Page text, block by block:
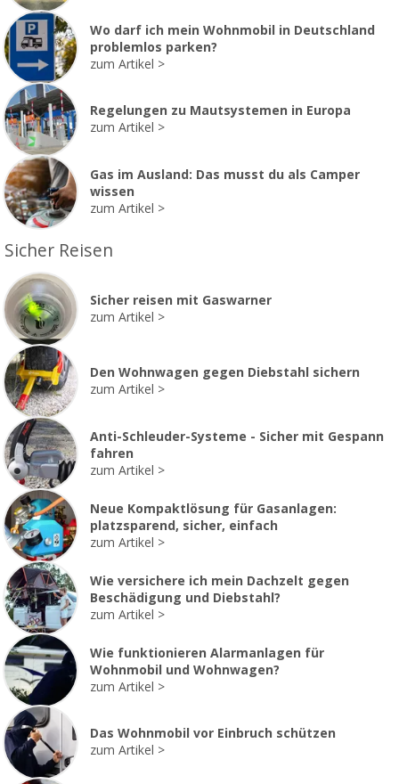
Wo darf ich mein Wohnmobil in Deutschland
problemlos parken?
zum Artikel
Regelungen zu Mautsystemen in Europa
zum Artikel
Gas im Ausland: Das musst du als Camper
wissen
zum Artikel
Sicher Reisen
Sicher reisen mit Gaswarner
zum Artikel
Den Wohnwagen gegen Diebstahl sichern
zum Artikel
Anti-Schleuder-Systeme - Sicher mit Gespann
fahren
zum Artikel
Neue Kompaktlösung für Gasanlagen:
platzsparend, sicher, einfach
zum Artikel
Wie versichere ich mein Dachzelt gegen
Beschädigung und Diebstahl?
zum Artikel
Wie funktionieren Alarmanlagen für
Wohnmobil und Wohnwagen?
zum Artikel
Das Wohnmobil vor Einbruch schützen
zum Artikel